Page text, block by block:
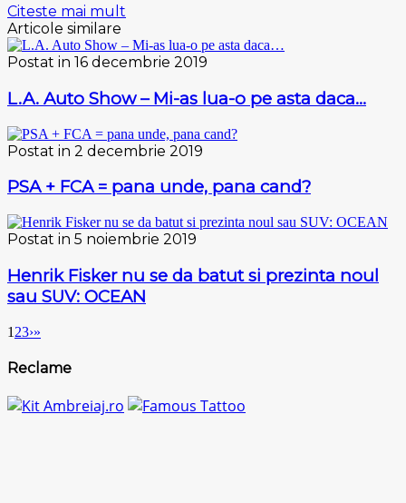
Citeste mai mult
Articole similare
Postat in 16 decembrie 2019
L.A. Auto Show – Mi-as lua-o pe asta daca…
Postat in 2 decembrie 2019
PSA + FCA = pana unde, pana cand?
Postat in 5 noiembrie 2019
Henrik Fisker nu se da batut si prezinta noul
sau SUV: OCEAN
1 23›»
Reclame